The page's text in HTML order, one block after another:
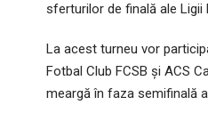
sferturilor de finală ale Ligii
La acest turneu vor
Fotbal Club FCSB și ACS
meargă în faza semifinală